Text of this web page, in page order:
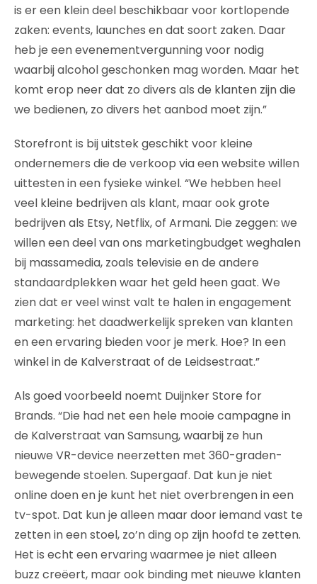
is er een klein deel beschikbaar voor kortlopende
zaken: events, launches en dat soort zaken. Daar
heb je een evenementvergunning voor nodig
waarbij alcohol geschonken mag worden. Maar het
komt erop neer dat zo divers als de klanten zijn die
we bedienen, zo divers het aanbod moet zijn.”
Storefront is bij uitstek geschikt voor kleine
ondernemers die de verkoop via een website willen
uittesten in een fysieke winkel. “We hebben heel
veel kleine bedrijven als klant, maar ook grote
bedrijven als Etsy, Netflix, of Armani. Die zeggen: we
willen een deel van ons marketingbudget weghalen
bij massamedia, zoals televisie en de andere
standaardplekken waar het geld heen gaat. We
zien dat er veel winst valt te halen in engagement
marketing: het daadwerkelijk spreken van klanten
en een ervaring bieden voor je merk. Hoe? In een
winkel in de Kalverstraat of de Leidsestraat.”
Als goed voorbeeld noemt Duijnker Store for
Brands. “Die had net een hele mooie campagne in
de Kalverstraat van Samsung, waarbij ze hun
nieuwe VR-device neerzetten met 360-graden-
bewegende stoelen. Supergaaf. Dat kun je niet
online doen en je kunt het niet overbrengen in een
tv-spot. Dat kun je alleen maar door iemand vast te
zetten in een stoel, zo’n ding op zijn hoofd te zetten.
Het is echt een ervaring waarmee je niet alleen
buzz creëert, maar ook binding met nieuwe klanten